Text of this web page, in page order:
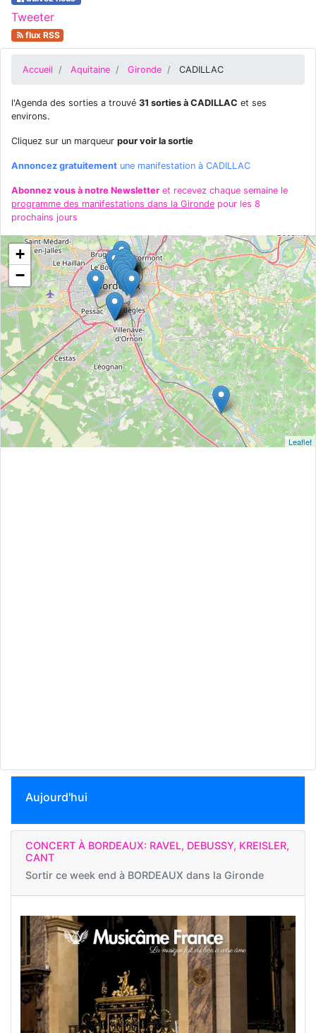
Tweeter
flux RSS
Accueil Aquitaine Gironde CADILLAC
l'Agenda des sorties a trouvé 31 sorties à CADILLAC et ses
environs.
Cliquez sur un marqueur pour voir la sortie
Annoncez gratuitement une manifestation à CADILLAC
Abonnez vous à notre Newsletter et recevez chaque semaine le
programme des manifestations dans la Gironde pour les 8
prochains jours
+
−
Leaflet
Aujourd'hui
CONCERT À BORDEAUX: RAVEL, DEBUSSY, KREISLER,
CANT
Sortir ce week end à BORDEAUX dans la Gironde